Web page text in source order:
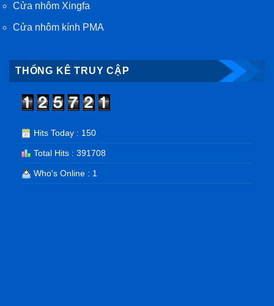
Cửa nhôm Xingfa
Cửa nhôm kính PMA
THỐNG KÊ TRUY CẬP
Hits Today : 150
Total Hits : 391708
Who's Online : 1